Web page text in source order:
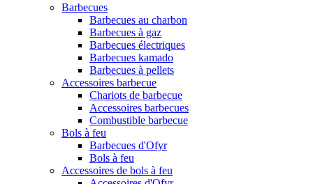
Barbecues
Barbecues au charbon
Barbecues à gaz
Barbecues électriques
Barbecues kamado
Barbecues à pellets
Accessoires barbecue
Chariots de barbecue
Accessoires barbecues
Combustible barbecue
Bols à feu
Barbecues d'Ofyr
Bols à feu
Accessoires de bols à feu